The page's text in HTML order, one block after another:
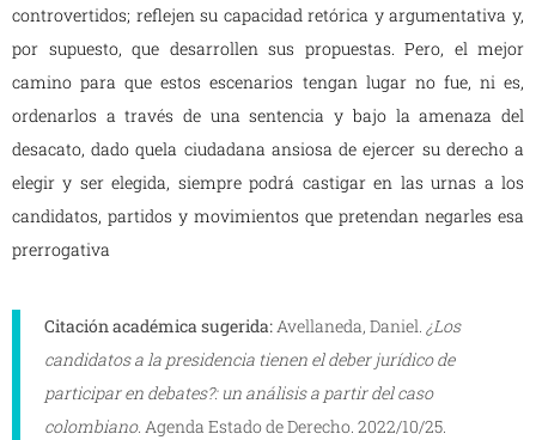
controvertidos; reflejen su capacidad retórica y argumentativa y,
por supuesto, que desarrollen sus propuestas. Pero, el mejor
camino para que estos escenarios tengan lugar no fue, ni es,
ordenarlos a través de una sentencia y bajo la amenaza del
desacato, dado quela ciudadana ansiosa de ejercer su derecho a
elegir y ser elegida, siempre podrá castigar en las urnas a los
candidatos, partidos y movimientos que pretendan negarles esa
prerrogativa
Citación académica sugerida:Avellaneda, Daniel. ¿Los
candidatos a la presidencia tienen el deber jurídico de
participar en debates?: un análisis a partir del caso
colombiano. Agenda Estado de Derecho. 2022/10/25.